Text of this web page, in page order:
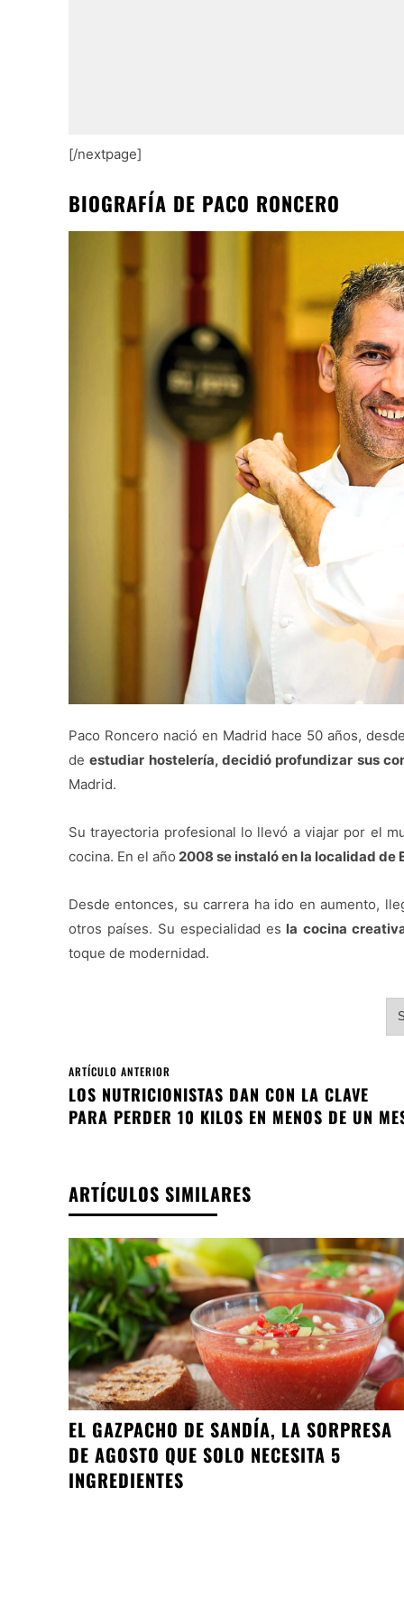
[/nextpage]
BIOGRAFÍA DE PACO RONCERO
Paco Roncero nació en Madrid hace 50 años,
deestudiar hostelería, decidió profundizar sus
Madrid.
Su trayectoria profesional lo llevó a viajar por el
cocina. En el año 2008 se instaló en la localidad de
Desde entonces, su carrera ha ido en aumento,
otros países. Su especialidad es la cocina
toque de modernidad.
ARTÍCULO ANTERIOR
LOS NUTRICIONISTAS DAN CON LA CLAVE
PARA PERDER 10 KILOS EN MENOS DE UN
ARTÍCULOS SIMILARES
EL GAZPACHO DE SANDÍA, LA SORPRESA
DE AGOSTO QUE SOLO NECESITA 5
INGREDIENTES